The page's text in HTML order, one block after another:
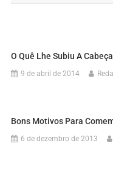
O Quê Lhe Subiu A
9 de abril de 2014
Bons Motivos Para
6 de dezembro de 2013